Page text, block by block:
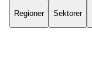
Regioner Sektorer